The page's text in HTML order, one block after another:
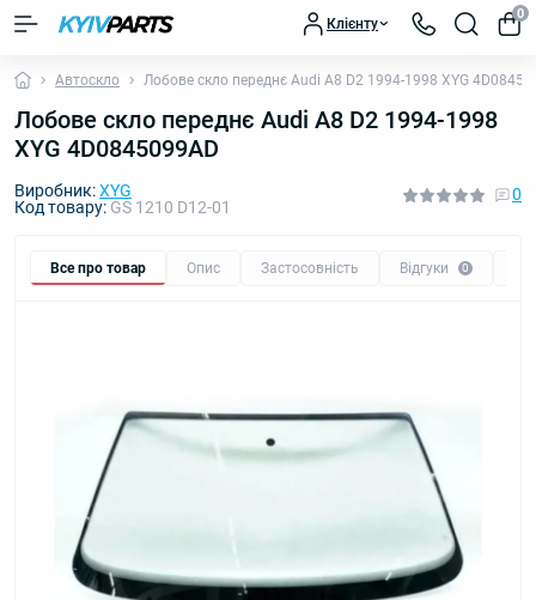
Клієнту
0
Автоскло Лобове скло переднє Audi A8 D2 1994-1998 XYG
Лобове скло переднє Audi A8 D2 1994-1998
XYG 4D0845099AD
Виробник:XYG
Код товару: GS 1210 D12-01
0
Все про товар Опис Застосовність Відгуки 0